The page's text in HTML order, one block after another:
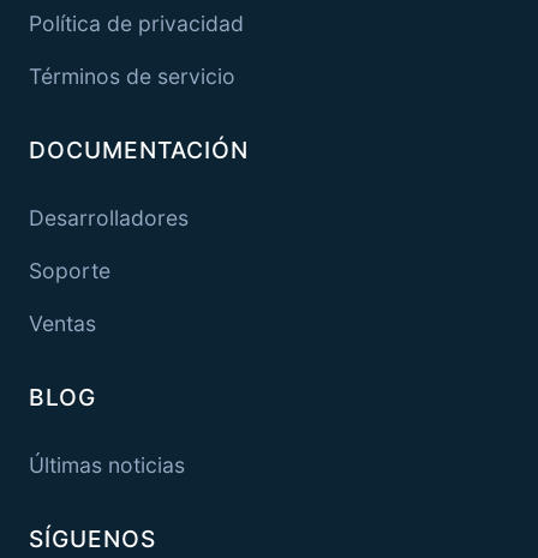
Política de privacidad
Términos de servicio
DOCUMENTACIÓN
Desarrolladores
Soporte
Ventas
BLOG
Últimas noticias
SÍGUENOS